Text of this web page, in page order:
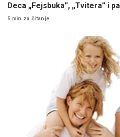
Deca „Fejsbuka”, „Tvitera” i
5 min za čitanje